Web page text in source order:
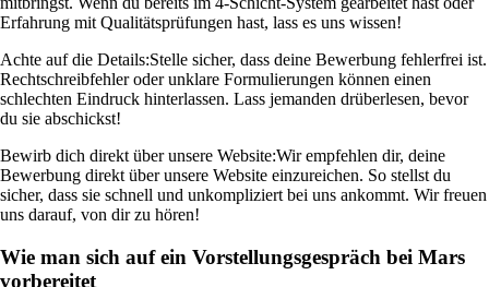
Erfahrung mit Qualitätsprüfungen hast, lass es uns wissen!
Achte auf die Details:Stelle sicher, dass deine Bewerbung fehlerfrei ist.
Rechtschreibfehler oder unklare Formulierungen können einen
schlechten Eindruck hinterlassen. Lass jemanden drüberlesen, bevor
du sie abschickst!
Bewirb dich direkt über unsere Website:Wir empfehlen dir, deine
Bewerbung direkt über unsere Website einzureichen. So stellst du
sicher, dass sie schnell und unkompliziert bei uns ankommt. Wir freuen
uns darauf, von dir zu hören!
Wie man sich auf ein Vorstellungsgespräch bei Mars
vorbereitet